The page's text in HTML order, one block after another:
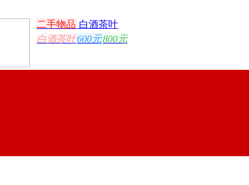
二手物品 白酒茶叶
白酒茶叶600元 800元